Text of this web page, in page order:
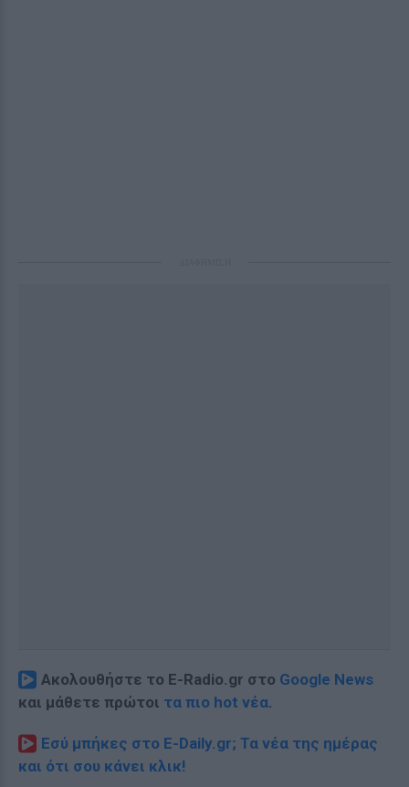
Ακολουθήστε το E-Radio.gr στο Google News
και μάθετε πρώτοι τα πιο hot νέα.
Εσύ μπήκες στο E-Daily.gr; Τα νέα της ημέρας
και ότι σου κάνει κλικ!